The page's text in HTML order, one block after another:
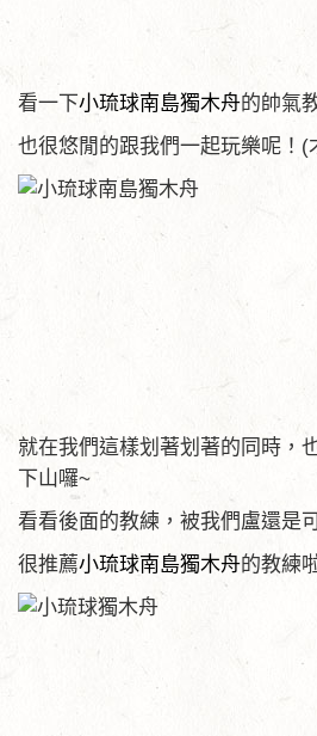
看一下小琉球南島獨木舟的帥氣
也很悠閒的跟我們一起玩樂呢！(
就在我們這樣划著划著的同時，
下山囉~
看看後面的教練，被我們盧還是
很推薦小琉球南島獨木舟的教練